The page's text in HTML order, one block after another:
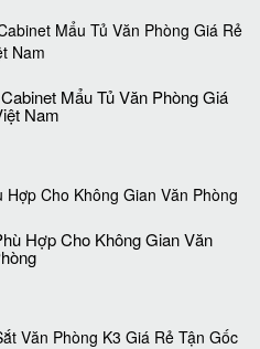
Mẩu Tủ Văn Phòng Giá
Nam
Hợp Cho Không Gian Văn